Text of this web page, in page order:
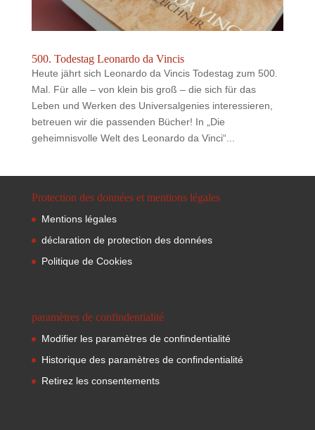
500. Todestag Leonardo da Vincis
Heute jährt sich Leonardo da Vincis Todestag zum 500.
Mal. Für alle – von klein bis groß – die sich für das
Leben und Werken des Universalgenies interessieren,
betreuen wir die passenden Bücher! In „Die
geheimnisvolle Welt des Leonardo da Vinci“...
Protection des données et mentions légales
Mentions légales
déclaration de protection des données
Politique de Cookies
paramètres de confindentialité
Modifier les paramètres de confindentialité
Historique des paramètres de confindentialité
Retirez les consentements